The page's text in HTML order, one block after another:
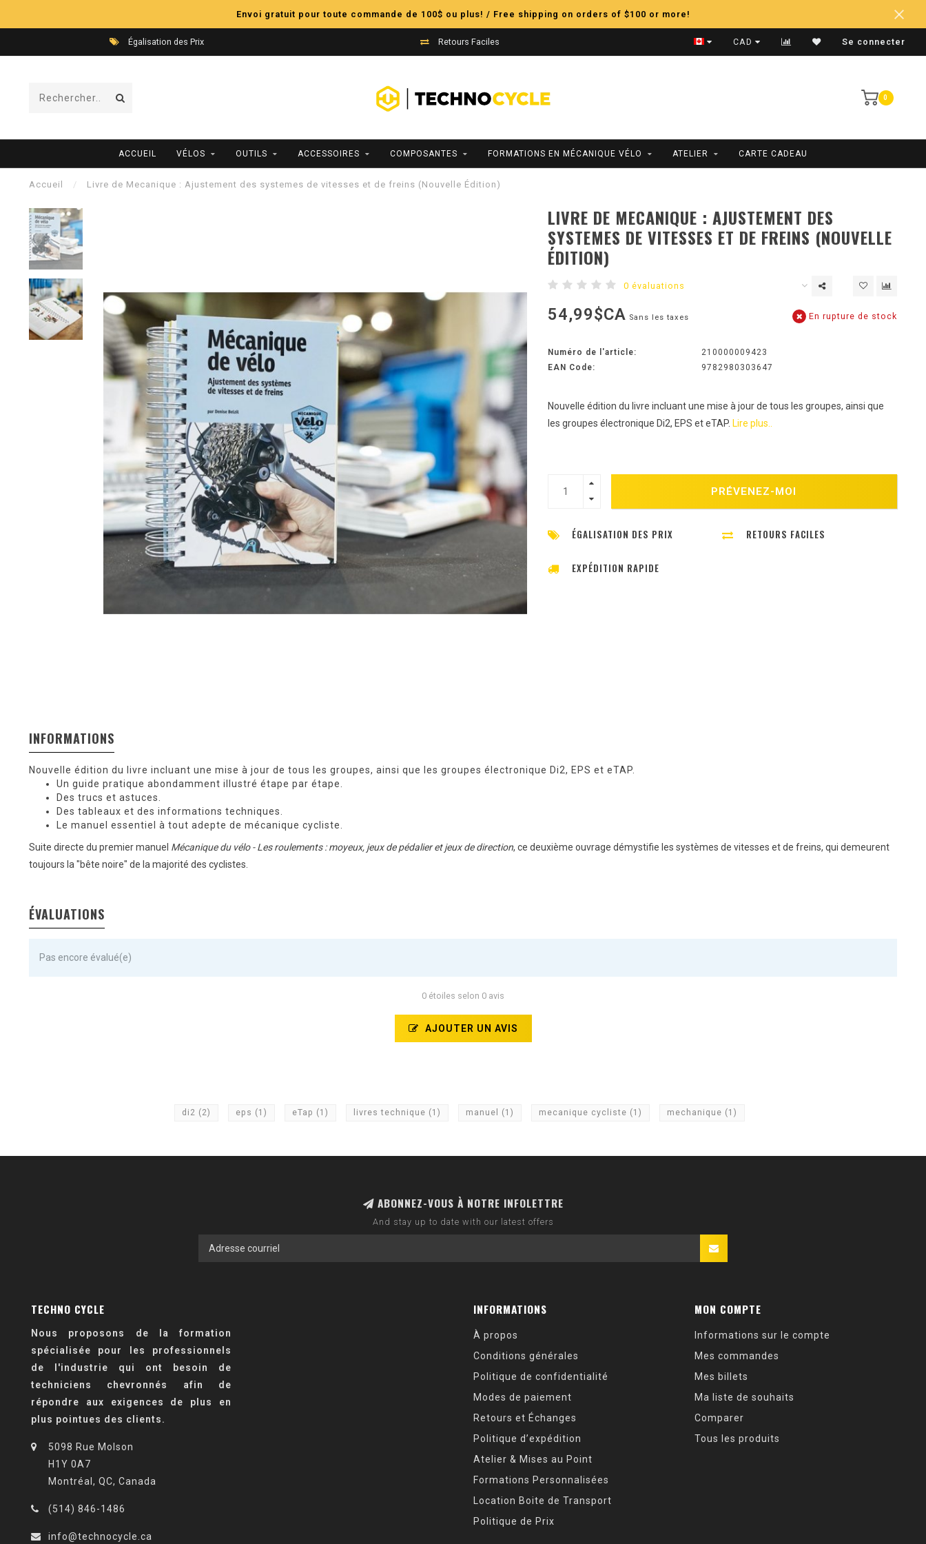
Envoi gratuit pour toute commande de 100$ ou plus! / Free shipping on orders of $100 or more!
Égalisation des Prix Retours Faciles Expédition Rapide
CAD Se connecter
0
ACCUEIL VÉLOS OUTILS ACCESSOIRES COMPOSANTES FORMATIONS EN MÉCANIQUE VÉLO ATELIER CARTE CADEAU
Accueil / Livre de Mecanique : Ajustement des systemes de vitesses et de freins (Nouvelle Édition)
LIVRE DE MECANIQUE : AJUSTEMENT DES
SYSTEMES DE VITESSES ET DE FREINS (NOUVELLE
ÉDITION)
0 évaluations
54,99$CA Sans les taxes En rupture de stock
Numéro de l'article:
210000009423
EAN Code:
9782980303647
Nouvelle édition du livre incluant une mise à jour de tous les groupes, ainsi que
les groupes électronique Di2, EPS et eTAP. Lire plus..
PRÉVENEZ-MOI
ÉGALISATION DES PRIX RETOURS FACILES
EXPÉDITION RAPIDE
INFORMATIONS
Nouvelle édition du livre incluant une mise à jour de tous les groupes, ainsi que les groupes électronique Di2, EPS et eTAP.
Un guide pratique abondamment illustré étape par étape.
Des trucs et astuces.
Des tableaux et des informations techniques.
Le manuel essentiel à tout adepte de mécanique cycliste.
Suite directe du premier manuel Mécanique du vélo - Les roulements : moyeux, jeux de pédalier et jeux de direction, ce deuxième ouvrage démystifie les systèmes de vitesses et de freins, qui demeurent
toujours la "bête noire" de la majorité des cyclistes.
ÉVALUATIONS
Pas encore évalué(e)
0 étoiles selon 0 avis
AJOUTER UN AVIS
di2 (2) eps (1) eTap (1) livres technique (1) manuel (1) mecanique cycliste (1) mechanique (1)
ABONNEZ-VOUS À NOTRE INFOLETTRE
And stay up to date with our latest offers
TECHNO CYCLE
Nous proposons de la formation
spécialisée pour les professionnels
de l'industrie qui ont besoin de
techniciens chevronnés afin de
répondre aux exigences de plus en
plus pointues des clients.
5098 Rue Molson
H1Y 0A7
Montréal, QC, Canada
(514) 846-1486
info@technocycle.ca
INFORMATIONS
À propos
Conditions générales
Politique de confidentialité
Modes de paiement
Retours et Échanges
Politique d’expédition
Atelier & Mises au Point
Formations Personnalisées
Location Boite de Transport
Politique de Prix
MON COMPTE
Informations sur le compte
Mes commandes
Mes billets
Ma liste de souhaits
Comparer
Tous les produits